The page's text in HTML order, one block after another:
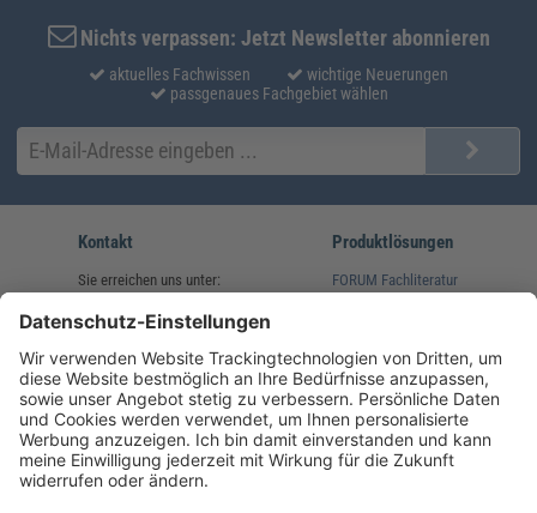
Nichts verpassen: Jetzt Newsletter abonnieren
aktuelles Fachwissen
wichtige Neuerungen
passgenaues Fachgebiet wählen
Kontakt
Sie erreichen uns unter:
(08233) 38 11 23
service@forum-verlag.com
Mo-Do 07:30 - 17:00 Uhr
Fr 07:30 - 15:00 Uhr
Produktlösungen
FORUM Fachliteratur
Folgen Sie uns